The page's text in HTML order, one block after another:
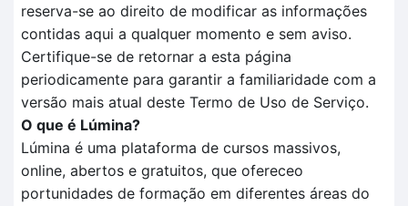
reserva-se ao direito de modificar as informações
contidas aqui a qualquer momento e sem aviso.
Certifique-se de retornar a esta página
periodicamente para garantir a familiaridade com a
versão mais atual deste Termo de Uso de Serviço.
O que é Lúmina?
Lúmina é uma plataforma de cursos massivos,
online, abertos e gratuitos, que ofereceo
portunidades de formação em diferentes áreas do